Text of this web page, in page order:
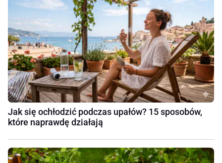
Jak się ochłodzić podczas upałów? 15 sposobów,
które naprawdę działają